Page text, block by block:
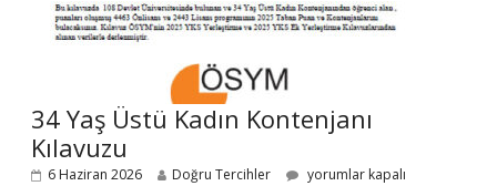
34 Yaş Üstü Kadın Kontenjanı
Kılavuzu
6 Haziran 2026 Doğru Tercihler yorumlar kapalı